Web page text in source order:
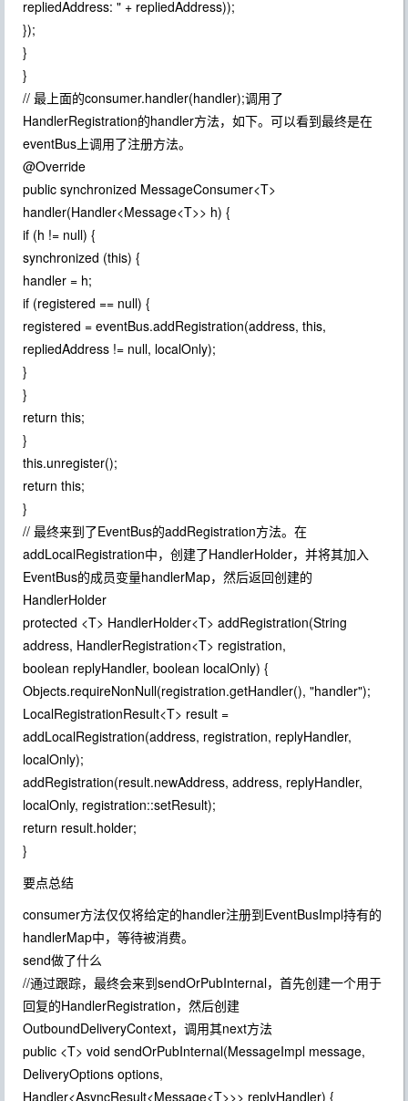
repliedAddress: " + repliedAddress));
});
}
}
// 最上面的consumer.handler(handler);调用了
HandlerRegistration的handler方法，如下。可以看到最终是在
eventBus上调用了注册方法。
@Override
public synchronized MessageConsumer<T>
handler(Handler<Message<T>> h) {
if (h != null) {
synchronized (this) {
handler = h;
if (registered == null) {
registered = eventBus.addRegistration(address, this,
repliedAddress != null, localOnly);
}
}
return this;
}
this.unregister();
return this;
}
// 最终来到了EventBus的addRegistration方法。在
addLocalRegistration中，创建了HandlerHolder，并将其加入
EventBus的成员变量handlerMap，然后返回创建的
HandlerHolder
protected <T> HandlerHolder<T> addRegistration(String
address, HandlerRegistration<T> registration,
boolean replyHandler, boolean localOnly) {
Objects.requireNonNull(registration.getHandler(), "handler");
LocalRegistrationResult<T> result =
addLocalRegistration(address, registration, replyHandler,
localOnly);
addRegistration(result.newAddress, address, replyHandler,
localOnly, registration::setResult);
return result.holder;
}
要点总结
consumer方法仅仅将给定的handler注册到EventBusImpl持有的
handlerMap中，等待被消费。
send做了什么
//通过跟踪，最终会来到sendOrPubInternal，首先创建一个用于
回复的HandlerRegistration，然后创建
OutboundDeliveryContext，调用其next方法
public <T> void sendOrPubInternal(MessageImpl message,
DeliveryOptions options,
Handler<AsyncResult<Message<T>>> replyHandler) {